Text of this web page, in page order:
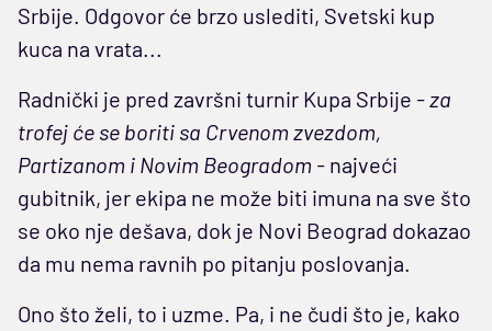
Srbije. Odgovor će brzo uslediti, Svetski kup
kuca na vrata...
Radnički je pred završni turnir Kupa Srbije - za
trofej će se boriti sa Crvenom zvezdom,
Partizanom i Novim Beogradom - najveći
gubitnik, jer ekipa ne može biti imuna na sve što
se oko nje dešava, dok je Novi Beograd dokazao
da mu nema ravnih po pitanju poslovanja.
Ono što želi, to i uzme. Pa, i ne čudi što je, kako